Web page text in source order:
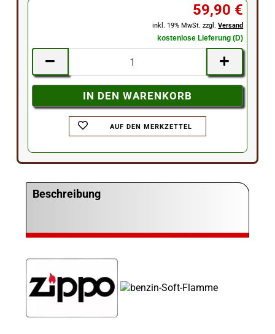
59,90 €
inkl. 19% MwSt. zzgl.Versand
kostenlose Lieferung (D)
AUF DEN MERKZETTEL
Beschreibung